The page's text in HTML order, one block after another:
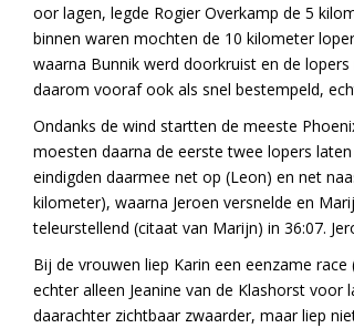
oor lagen, legde Rogier Overkamp de 5
binnen waren mochten de 10 kilometer
waarna Bunnik werd doorkruist en de
daarom vooraf ook als snel bestempeld,
Ondanks de wind startten de meeste
moesten daarna de eerste twee lopers
eindigden daarmee net op (Leon) en net
kilometer), waarna Jeroen versnelde en
teleurstellend (citaat van Marijn) in 36:07.
Bij de vrouwen liep Karin een eenzame
echter alleen Jeanine van de Klashorst
daarachter zichtbaar zwaarder, maar liep